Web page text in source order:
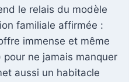
le relais du modèle
familiale affirmée :
immense et même
ne jamais manquer
aussi un habitacle